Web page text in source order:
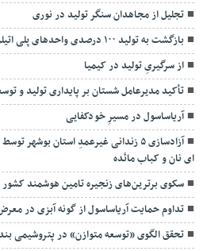
تجلیل از مجاهدان سنگر تولید در نوری
بازگشت به تولید ۱۰۰ درصدی واحدهای پلی اتیلن آریاساسول
از سرگیریِ تولید در کیمیا
تأکید مدیرعامل شستان بر پایداری تولید و
آریاساسول در مسیرِ خودکفایی
آزادسازی ۵ زندانی غیرعمدِ استان
ای نان و کباب مائده
سکوی برترین‌های زنجیره تامین هوشمند کشور
تداوم حمایت آریاساسول از گونه آبزی در
تحقق الگوی «توسعه متوازن» در پتروشیمی